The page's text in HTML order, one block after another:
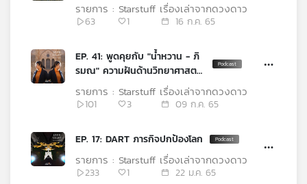
63
1 16 ก.ค. 65
รายการ : Starstuff เรื่องเล่าจากดวงดาว
EP. 41: พูดคุยกับ "น้ำหวาน - ภิ
รมณ" ความฝันด้านวิทยาศาสตร์
สู่การเรียน ป.ตรี ฟิสิกส์ที่สหรัฐฯ
101
3 09 ก.ค. 65
รายการ : Starstuff เรื่องเล่าจากดวงดาว
EP. 17: DART ภารกิจปกป้องโลก
233 1 22 ม.ค. 65
รายการ : Starstuff เรื่องเล่าจากดวงดาว